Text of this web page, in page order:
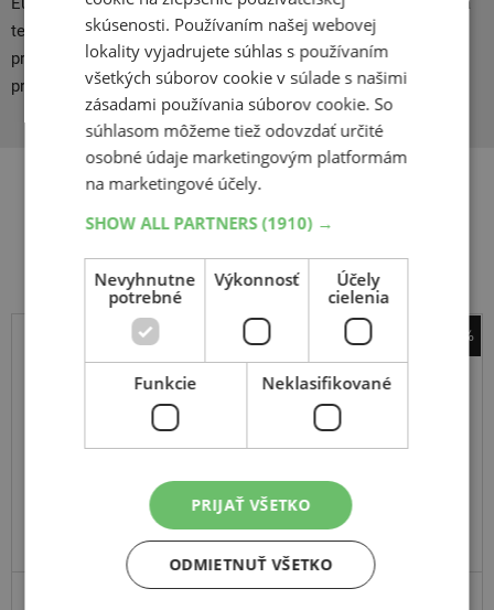
technológiám: Či už ide o štruktúru reagujúcu na vonkajšie
prostredie, alebo drážky, ktoré odvádzajú vodu a aktívne
prispievajú k väčšej bezpečnosti.
Súvisiace produkty
-44%
Continental
ContiTrailAttack 3
120
60W
TL,F
skúsenosti. Používaním našej webovej
lokality vyjadrujete súhlas s používaním
všetkých súborov cookie v súlade s našimi
zásadami používania súborov cookie. So
súhlasom môžeme tiež odovzdať určité
osobné údaje marketingovým platformám
na marketingové účely.
SHOW ALL PARTNERS(1910) →
Nevyhnutne
potrebné
Výkonnosť
Účely
cielenia
Funkcie Neklasifikované
PRIJAŤ VŠETKO
ODMIETNUŤ VŠETKO